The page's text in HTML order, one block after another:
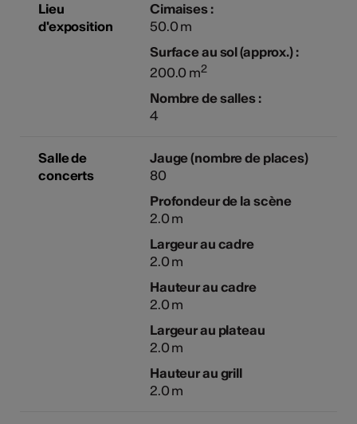
Lieu
d'exposition
Cimaises :
50.0 m
Surface au sol (approx.) :
200.0 m2
Nombre de salles :
4
Salle de
concerts
Jauge (nombre de places)
80
Profondeur de la scène
2.0 m
Largeur au cadre
2.0 m
Hauteur au cadre
2.0 m
Largeur au plateau
2.0 m
Hauteur au grill
2.0 m